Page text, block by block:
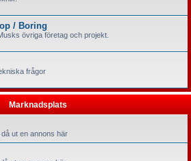
/ Boring
övriga företag och projekt.
frågor
Marknadsplats
ut en annons här